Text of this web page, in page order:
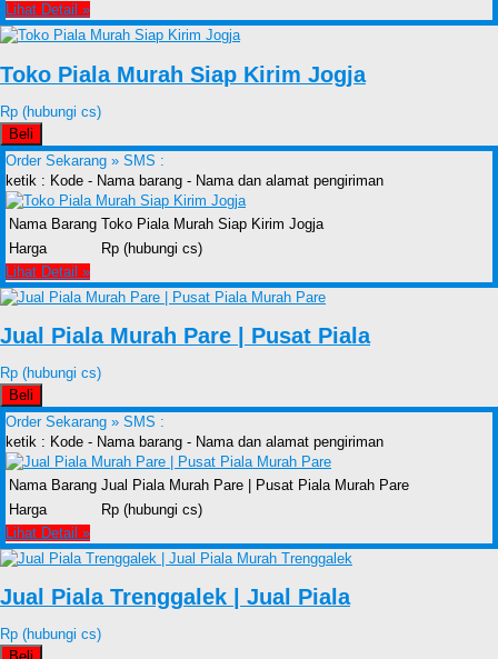
Lihat Detail »
Toko Piala Murah Siap Kirim Jogja
Rp (hubungi cs)
Beli
Order Sekarang » SMS :
ketik : Kode - Nama barang - Nama dan alamat pengiriman
Nama Barang Toko Piala Murah Siap Kirim Jogja
Harga
Rp (hubungi cs)
Lihat Detail »
Jual Piala Murah Pare | Pusat Piala
Rp (hubungi cs)
Beli
Order Sekarang » SMS :
ketik : Kode - Nama barang - Nama dan alamat pengiriman
Nama Barang Jual Piala Murah Pare | Pusat Piala Murah Pare
Harga
Rp (hubungi cs)
Lihat Detail »
Jual Piala Trenggalek | Jual Piala
Rp (hubungi cs)